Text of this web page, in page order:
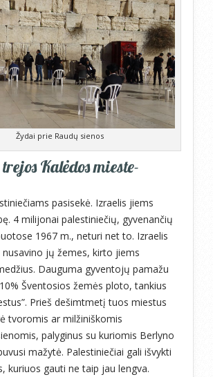
Žydai prie Raudų sienos
Kalėdos mieste-
pasisekė. Izraelis jiems
4 milijonai palestiniečių, gyvenančių
1967 m., neturi net to. Izraelis
jų žemes, kirto jiems
Dauguma gyventojų pamažu
Šventosios žemės ploto, tankius
Prieš dešimtmetį tuos miestus
tvoromis ar milžiniškomis
palyginus su kuriomis Berlyno
mažytė. Palestiniečiai gali išvykti
kuriuos gauti ne taip jau lengva.